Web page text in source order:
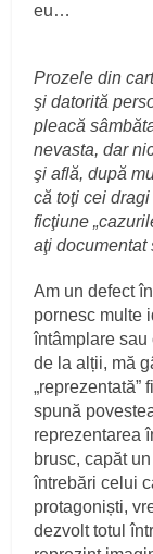
eu…
Prozele din
şi datorită
pleacă
nevasta, dar
şi află, după
că toţi cei
ficţiune
aţi documentat
Am un defect
pornesc multe
întâmplare sau
de la alții, mă
„reprezentată”
spună
reprezentarea
brusc, capăt
întrebări celui
protagoniști,
dezvolt totul